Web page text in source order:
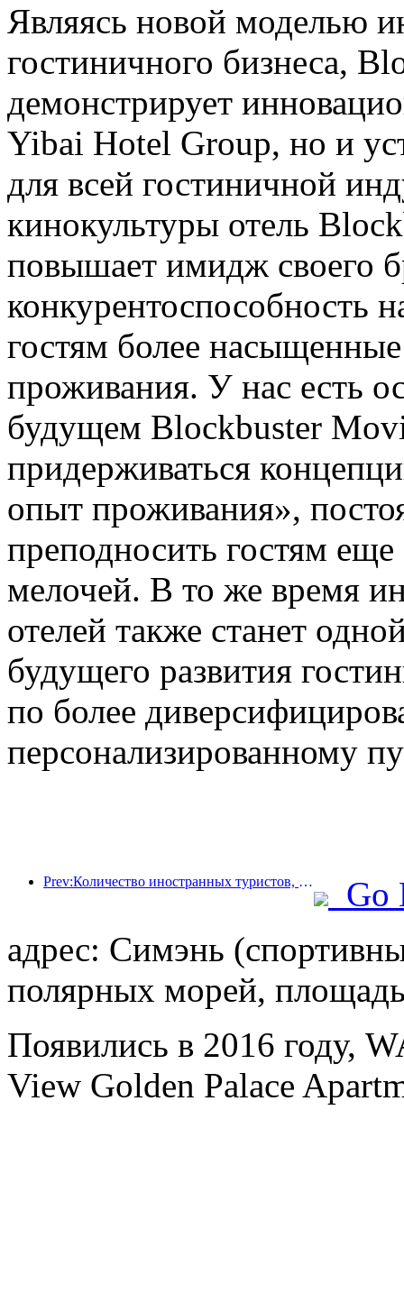
Являясь новой моделью
гостиничного бизнеса,
демонстрирует
Yibai Hotel Group, но и
для всей гостиничной
кинокультуры отель
повышает имидж своего
конкурентоспособность
гостям более
проживания. У нас есть
будущем Blockbuster
придерживаться
опыт проживания»,
преподносить гостям
мелочей. В то же время
отелей также станет
будущего развития
по более
персонализированному
Prev:Количество иностранных туристов, принятых отелями Jinjiang Hotels (Китай), выросло более чем в 9 раз по сравнению с прошлым годом
Go
адрес: Симэнь
полярных морей,
Появились в 2016 году,
View Golden Palace